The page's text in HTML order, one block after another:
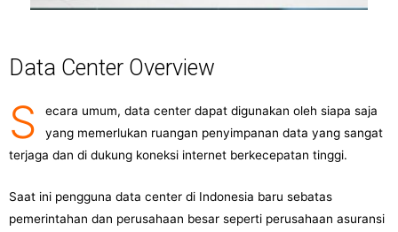
Data Center Overview
S
ecara umum, data center dapat digunakan oleh siapa saja
yang memerlukan ruangan penyimpanan data yang sangat
terjaga dan di dukung koneksi internet berkecepatan tinggi.
Saat ini pengguna data center di Indonesia baru sebatas
pemerintahan dan perusahaan besar seperti perusahaan asuransi